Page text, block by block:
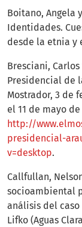
Boitano, Angela
Identidades.
desde la etnia y
Bresciani, Carlos
Presidencial de
Mostrador, 3 de
el 11 de mayo de
http://
presidencial-
v=desktop.
Callfullan,
socioambiental
análisis del
Lifko (Aguas